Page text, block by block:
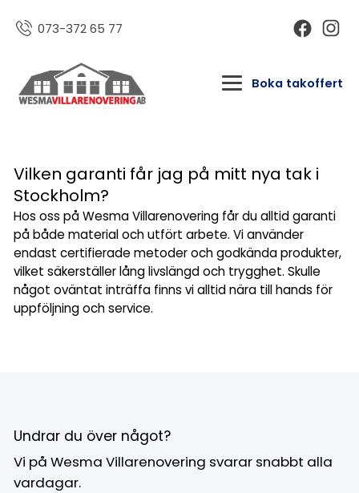
073-372 65 77
Boka takoffert
Vilken garanti får jag på mitt nya tak i
Stockholm?
Hos oss på Wesma Villarenovering får du alltid garanti
på både material och utfört arbete. Vi använder
endast certifierade metoder och godkända produkter,
vilket säkerställer lång livslängd och trygghet. Skulle
något oväntat inträffa finns vi alltid nära till hands för
uppföljning och service.
Undrar du över något?
Vi på Wesma Villarenovering svarar snabbt alla
vardagar.